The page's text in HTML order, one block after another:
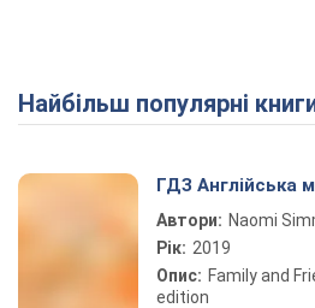
Найбільш популярні
ГДЗ Англійська
Автори: Naomi
Рік: 2019
Опис: Family and
edition